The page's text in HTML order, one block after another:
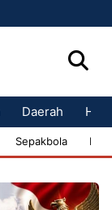
Daerah
Sepakbola